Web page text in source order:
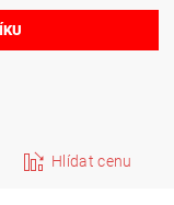
Hlídat cenu